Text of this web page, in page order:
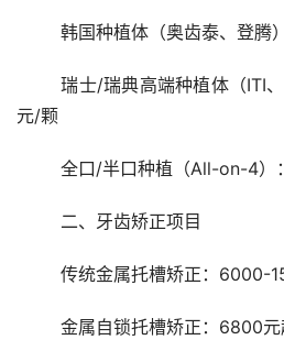
韩国种植体（奥齿泰、登
	瑞士/瑞典高端种植体（ITI、诺贝尔）：7000-15000
元/颗
全口/半口种植（All-on-4
	二、牙齿矫正项目
传统金属托槽矫正：6000-
金属自锁托槽矫正：6800